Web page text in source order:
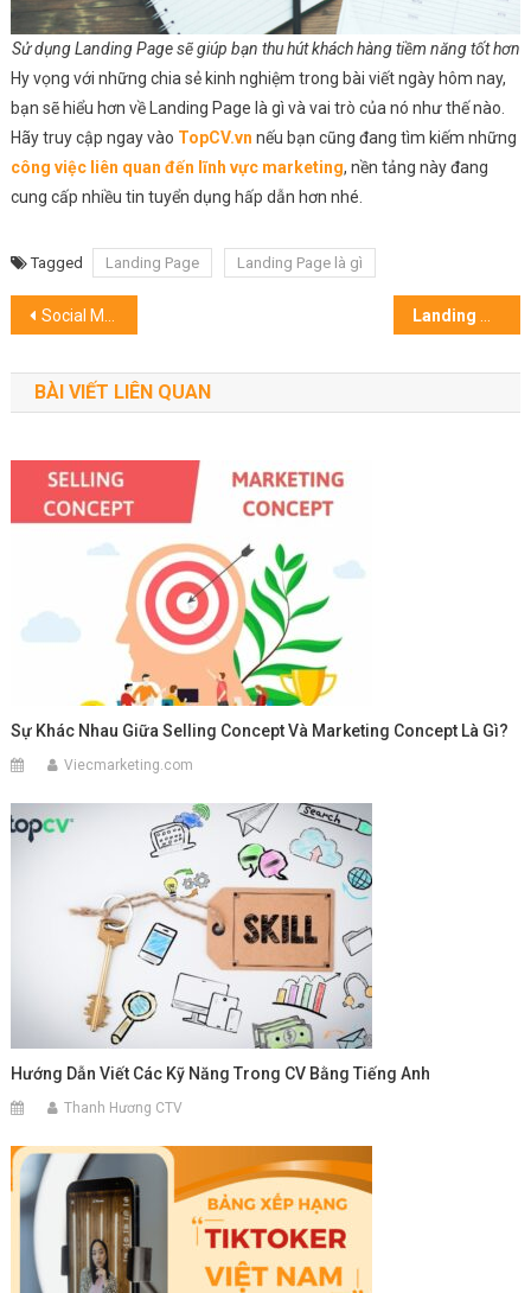
Sử dụng Landing Page sẽ giúp bạn thu hút khách hàng tiềm năng tốt hơn
Hy vọng với những chia sẻ kinh nghiệm trong bài viết ngày hôm nay,
bạn sẽ hiểu hơn về Landing Page là gì và vai trò của nó như thế nào.
Hãy truy cập ngay vào TopCV.vn nếu bạn cũng đang tìm kiếm những
công việc liên quan đến lĩnh vực marketing, nền tảng này đang
cung cấp nhiều tin tuyển dụng hấp dẫn hơn nhé.
Tagged Landing Page Landing Page là gì
Điều
hướng
bài
viết
Social Media Executive là gì? Bản mô tả công việc đầy đủ
BÀI VIẾT LIÊN QUAN
Sự Khác Nhau Giữa Selling Concept Và Marketing Concept Là Gì?
Viecmarketing.com
Hướng Dẫn Viết Các Kỹ Năng Trong CV Bằng Tiếng Anh
Thanh Hương CTV